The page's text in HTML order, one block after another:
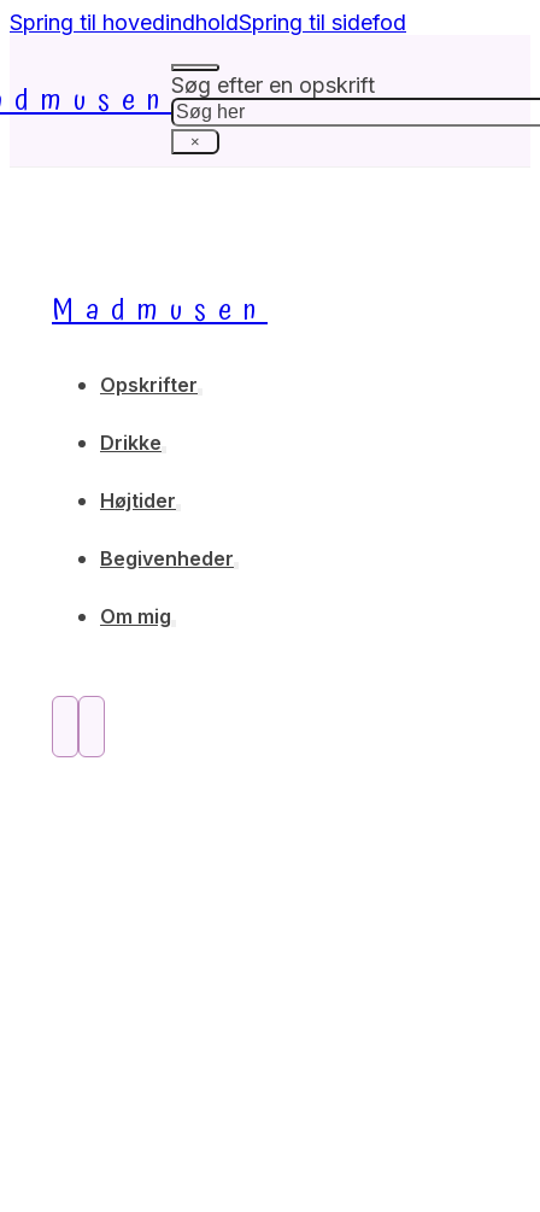
Spring til hovedindholdSpring til sidefod
Søg efter en opskrift
Søg
×
Madmusen
Opskrifter
Drikke
Højtider
Begivenheder
Om mig